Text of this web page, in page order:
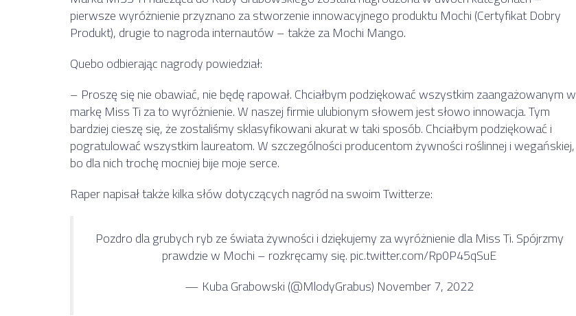
pierwsze wyróżnienie przyznano za stworzenie innowacyjnego produktu Mochi (Certyfikat Dobry
Produkt), drugie to nagroda internautów – także za Mochi Mango.
Quebo odbierając nagrody powiedział:
– Proszę się nie obawiać, nie będę rapował. Chciałbym podziękować wszystkim zaangażowanym w
markę Miss Ti za to wyróżnienie. W naszej firmie ulubionym słowem jest słowo innowacja. Tym
bardziej cieszę się, że zostaliśmy sklasyfikowani akurat w taki sposób. Chciałbym podziękować i
pogratulować wszystkim laureatom. W szczególności producentom żywności roślinnej i wegańskiej,
bo dla nich trochę mocniej bije moje serce.
Raper napisał także kilka słów dotyczących nagród na swoim Twitterze:
Pozdro dla grubych ryb ze świata żywności i dziękujemy za wyróżnienie dla Miss Ti. Spójrzmy
prawdzie w Mochi – rozkręcamy się.pic.twitter.com/Rp0P45qSuE
— Kuba Grabowski (@MlodyGrabus) November 7, 2022